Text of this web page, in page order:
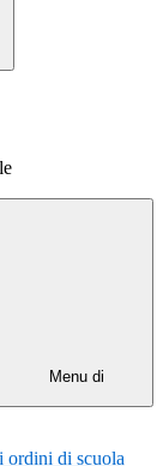
Menu di
di scuola